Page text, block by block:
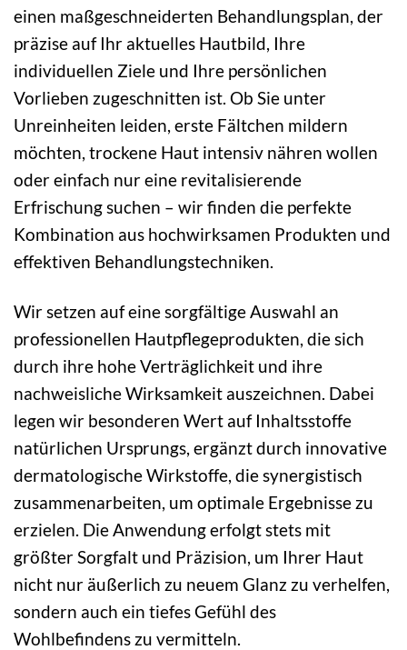
einen maßgeschneiderten Behandlungsplan, der
präzise auf Ihr aktuelles Hautbild, Ihre
individuellen Ziele und Ihre persönlichen
Vorlieben zugeschnitten ist. Ob Sie unter
Unreinheiten leiden, erste Fältchen mildern
möchten, trockene Haut intensiv nähren wollen
oder einfach nur eine revitalisierende
Erfrischung suchen – wir finden die perfekte
Kombination aus hochwirksamen Produkten und
effektiven Behandlungstechniken.
Wir setzen auf eine sorgfältige Auswahl an
professionellen Hautpflegeprodukten, die sich
durch ihre hohe Verträglichkeit und ihre
nachweisliche Wirksamkeit auszeichnen. Dabei
legen wir besonderen Wert auf Inhaltsstoffe
natürlichen Ursprungs, ergänzt durch innovative
dermatologische Wirkstoffe, die synergistisch
zusammenarbeiten, um optimale Ergebnisse zu
erzielen. Die Anwendung erfolgt stets mit
größter Sorgfalt und Präzision, um Ihrer Haut
nicht nur äußerlich zu neuem Glanz zu verhelfen,
sondern auch ein tiefes Gefühl des
Wohlbefindens zu vermitteln.